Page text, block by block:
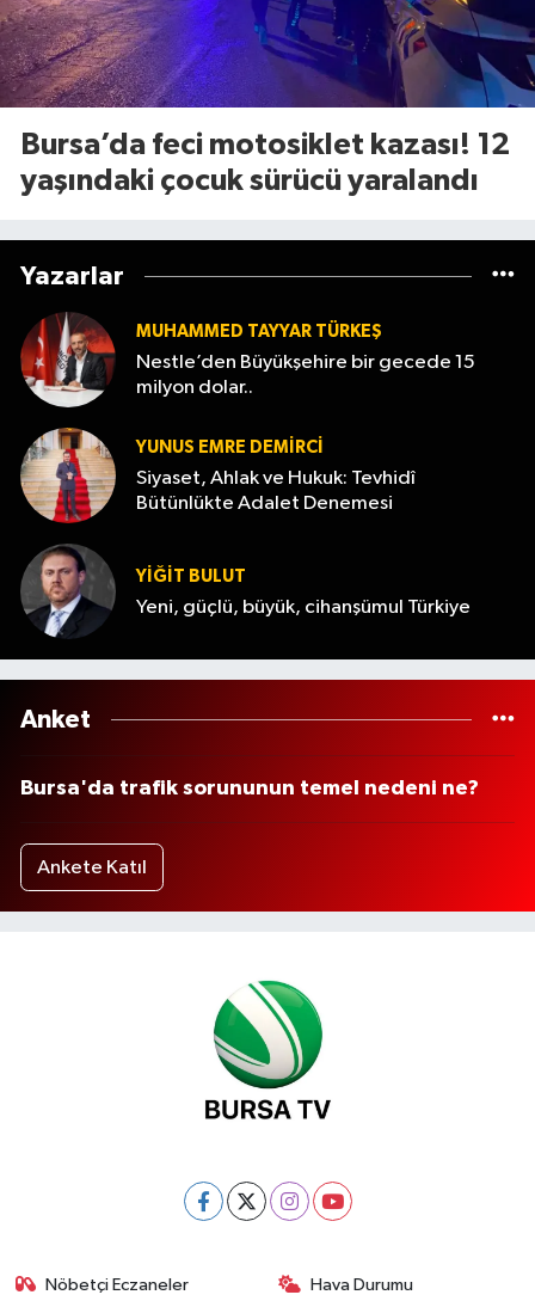
Bursa’da feci motosiklet kazası! 12
yaşındaki çocuk sürücü yaralandı
Yazarlar
MUHAMMED TAYYAR TÜRKEŞ
Nestle’den Büyükşehire bir gecede 15
milyon dolar..
YUNUS EMRE DEMIRCI
Siyaset, Ahlak ve Hukuk: Tevhidî
Bütünlükte Adalet Denemesi
YİĞİT BULUT
Yeni, güçlü, büyük, cihanşümul Türkiye
Anket
Bursa'da trafik sorununun temel nedeni ne?
Ankete Katıl
Nöbetçi Eczaneler Hava Durumu